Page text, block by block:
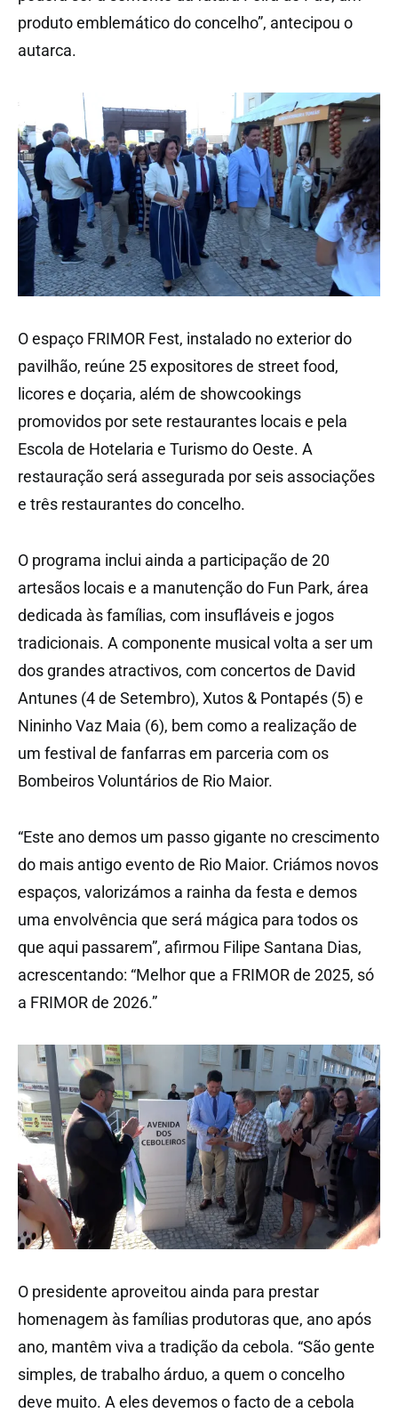
produto emblemático do concelho”, antecipou o
autarca.
O espaço FRIMOR Fest, instalado no exterior do
pavilhão, reúne 25 expositores de street food,
licores e doçaria, além de showcookings
promovidos por sete restaurantes locais e pela
Escola de Hotelaria e Turismo do Oeste. A
restauração será assegurada por seis associações
e três restaurantes do concelho.
O programa inclui ainda a participação de 20
artesãos locais e a manutenção do Fun Park, área
dedicada às famílias, com insufláveis e jogos
tradicionais. A componente musical volta a ser um
dos grandes atractivos, com concertos de David
Antunes (4 de Setembro), Xutos & Pontapés (5) e
Nininho Vaz Maia (6), bem como a realização de
um festival de fanfarras em parceria com os
Bombeiros Voluntários de Rio Maior.
“Este ano demos um passo gigante no crescimento
do mais antigo evento de Rio Maior. Criámos novos
espaços, valorizámos a rainha da festa e demos
uma envolvência que será mágica para todos os
que aqui passarem”, afirmou Filipe Santana Dias,
acrescentando: “Melhor que a FRIMOR de 2025, só
a FRIMOR de 2026.”
O presidente aproveitou ainda para prestar
homenagem às famílias produtoras que, ano após
ano, mantêm viva a tradição da cebola. “São gente
simples, de trabalho árduo, a quem o concelho
deve muito. A eles devemos o facto de a cebola